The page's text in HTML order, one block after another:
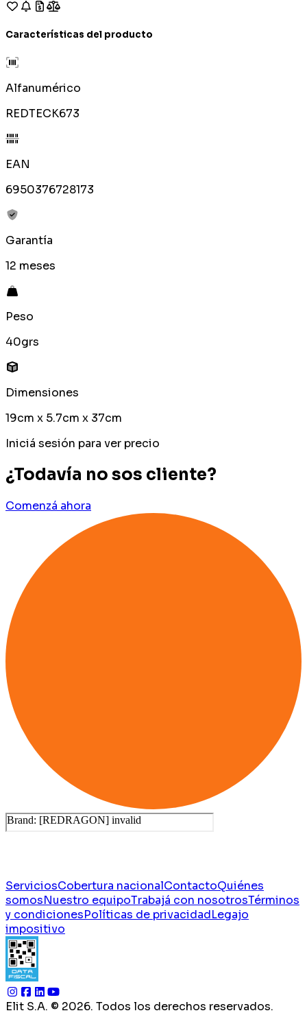
Características del producto
Alfanumérico
REDTECK673
EAN
6950376728173
Garantía
12 meses
Peso
40grs
Dimensiones
19cm x 5.7cm x 37cm
Iniciá sesión para ver precio
¿Todavía no sos cliente?
Comenzá ahora
ServiciosCobertura nacionalContactoQuiénes
somosNuestro equipoTrabajá con nosotrosTérminos
y condicionesPolíticas de privacidadLegajo
impositivo
Elit S.A. © 2026. Todos los derechos reservados.